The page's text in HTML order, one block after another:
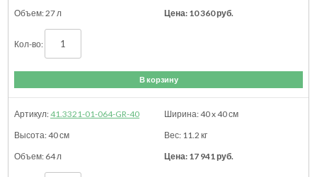
27 л
10 360руб.
В корзину
41.3321-01-064-GR-40 40 x 40см
40см 11.2 кг
64 л
17 941руб.